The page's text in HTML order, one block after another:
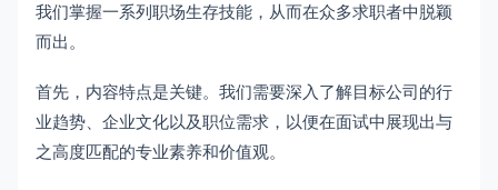
我们掌握一系列职场生存技能，从而在众多求职者中脱颖
而出。
首先，内容特点是关键。我们需要深入了解目标公司的行
业趋势、企业文化以及职位需求，以便在面试中展现出与
之高度匹配的专业素养和价值观。